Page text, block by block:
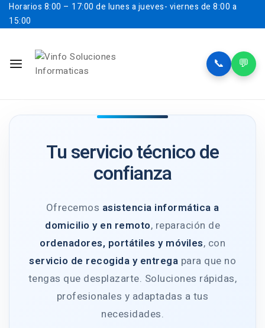
Horarios 8:00 – 17:00 de lunes a jueves- viernes de 8:00 a
15:00
📞 💬
Tu servicio técnico de
confianza
Ofrecemos asistencia informática a
domicilio y en remoto, reparación de
ordenadores, portátiles y móviles, con
servicio de recogida y entrega para que no
tengas que desplazarte. Soluciones rápidas,
profesionales y adaptadas a tus
necesidades.